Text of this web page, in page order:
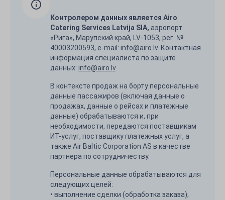
Контролером данных является Airo
Catering Services Latvija SIA, аэропорт
«Рига», Марупский край, LV-1053, рег. №
40003200593, e-mail: info@airo.lv. Контактная
информация специалиста по защите
данных: info@airo.lv.
В контексте продаж на борту персональные
данные пассажиров (включая данные о
продажах, данные о рейсах и платежные
данные) обрабатываются и, при
необходимости, передаются поставщикам
ИТ-услуг, поставщику платежных услуг, а
также Air Baltic Corporation AS в качестве
партнера по сотрудничеству.
Персональные данные обрабатываются для
следующих целей:
• выполнение сделки (обработка заказа);